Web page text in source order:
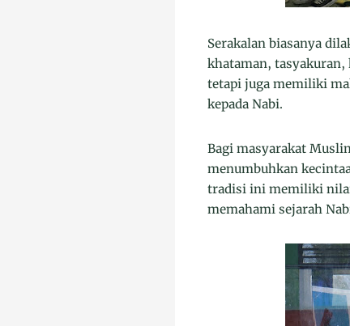
Serakalan biasanya
khataman,
tetapi juga memiliki
kepada Nabi.
Bagi masyarakat
menumbuhkan
tradisi ini memiliki
memahami sejarah